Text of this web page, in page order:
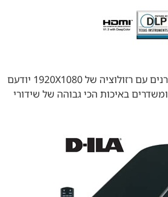
מקרני Full HD – אלו מקרנים עם רזולוציה של 1920X1080 יודעם
לקבל שידורי תוכן ב-HD ומשדרים באיכות הכי גבוהה של שידורי